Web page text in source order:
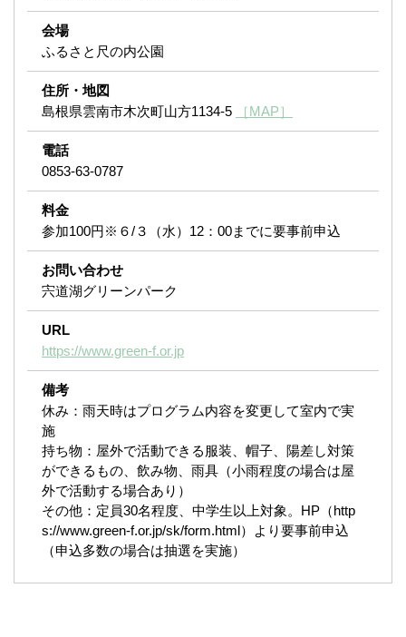
会場
ふるさと尺の内公園
住所・地図
島根県雲南市木次町山方1134-5
［MAP］
電話
0853-63-0787
料金
参加100円※６/３（水）12：00までに要事前申込
お問い合わせ
宍道湖グリーンパーク
URL
https://www.green-f.or.jp
備考
休み：雨天時はプログラム内容を変更して室内で実
施
持ち物：屋外で活動できる服装、帽子、陽差し対策
ができるもの、飲み物、雨具（小雨程度の場合は屋
外で活動する場合あり）
その他：定員30名程度、中学生以上対象。HP（http
s://www.green-f.or.jp/sk/form.html）より要事前申込
（申込多数の場合は抽選を実施）